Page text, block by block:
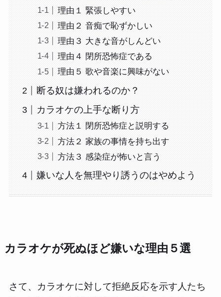
理由１ 緊張しやすい
理由２ 音痴で恥ずかしい
理由３ 大きな音がしんどい
理由４ 閉所恐怖症である
理由５ 歌や音楽に興味がない
断る奴は嫌われるのか？
カラオケの上手な断り方
方法１ 閉所恐怖症と説明する
方法２ 家族の事情を持ち出す
方法３ 感染症が怖いと言う
嫌いな人を無理やり誘うのはやめよう
カラオケが死ぬほど嫌いな理由５選
さて、カラオケに対して拒絶反応を示す人たち